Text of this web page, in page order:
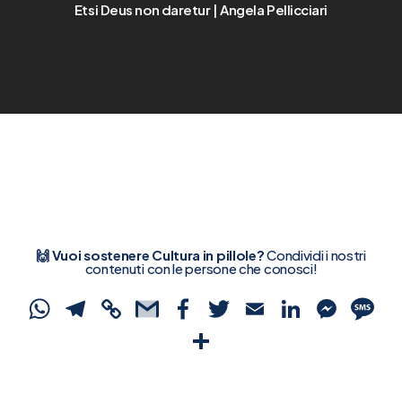
Etsi Deus non daretur | Angela Pellicciari
🙌 Vuoi sostenere Cultura in pillole?Condividi i nostri
contenuti con le persone che conosci!
WhatsApp
Telegram
CopyGmailFacebook
Twitter
Email